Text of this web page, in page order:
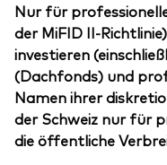
Nur für
der MiFID II-
investieren
(Dachfonds) und
Namen ihrer
der Schweiz nur für
die öffentliche